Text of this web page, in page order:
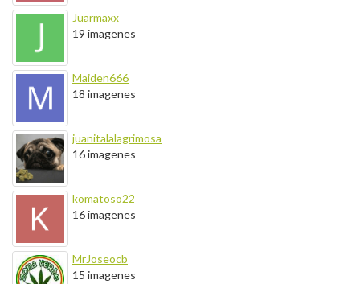
Juarmaxx
19 imagenes
Maiden666
18 imagenes
juanitalalagrimosa
16 imagenes
komatoso22
16 imagenes
MrJoseocb
15 imagenes